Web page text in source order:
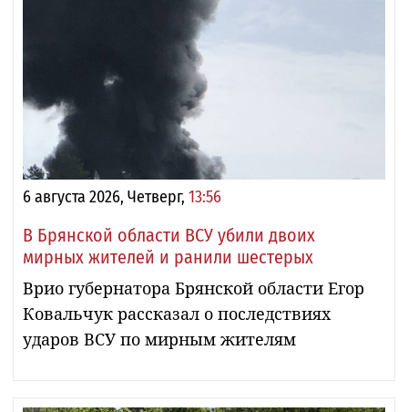
6 августа 2026, Четверг, 13:56
В Брянской области ВСУ убили двоих
мирных жителей и ранили шестерых
Врио губернатора Брянской области Егор
Ковальчук рассказал о последствиях
ударов ВСУ по мирным жителям